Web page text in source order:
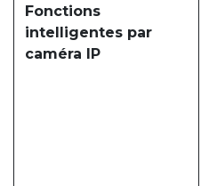
Fonctions
intelligentes par
caméra IP